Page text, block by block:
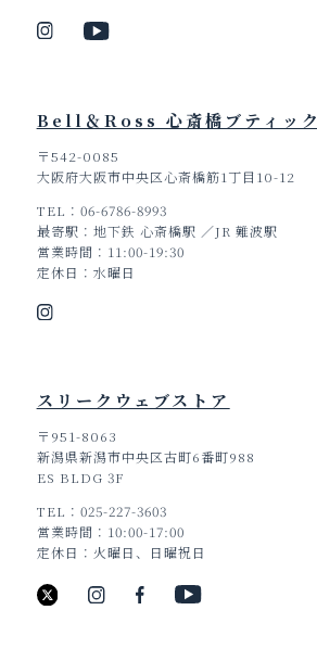
Bell＆Ross 心斎橋ブティック
〒542-0085
大阪府大阪市中央区心斎橋筋1丁目10-12
TEL
06-6786-8993
最寄駅
地下鉄 心斎橋駅 ／JR 難波駅
営業時間
11:00-19:30
定休日
水曜日
スリークウェブストア
〒951-8063
新潟県新潟市中央区古町6番町988
ES BLDG 3F
TEL
025-227-3603
営業時間
10:00-17:00
定休日
火曜日、日曜祝日